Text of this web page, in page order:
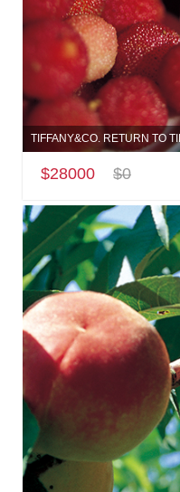
TIFFANY&CO. RETURN TO
$28000 $0